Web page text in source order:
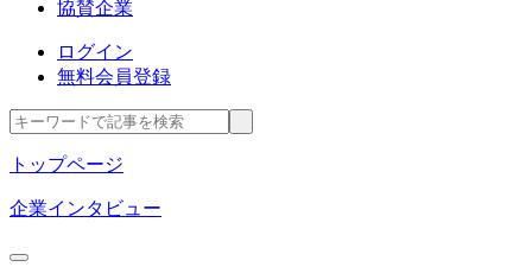
協賛企業
ログイン
無料会員登録
トップページ
企業インタビュー